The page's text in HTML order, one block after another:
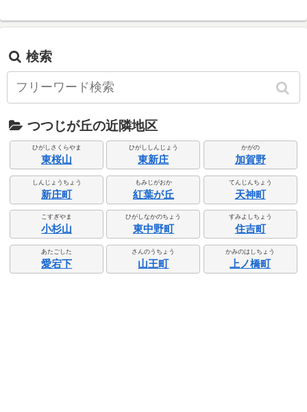
検索
つつじが丘の近隣地区
ひがしさくらやま
東桜山
ひがししんじょう
東新庄
かがの
加賀野
しんじょうちょう
新庄町
もみじがおか
紅葉が丘
てんじんちょう
天神町
こすぎやま
小杉山
ひがしなかのちょう
東中野町
すみよしちょう
住吉町
あたごした
愛宕下
さんのうちょう
山王町
かみのはしちょう
上ノ橋町